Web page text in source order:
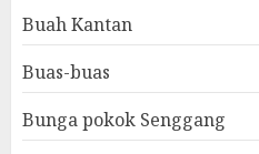
Buah Kantan
Buas-buas
Bunga pokok Senggang